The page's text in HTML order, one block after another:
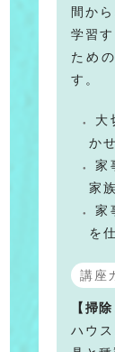
間か
学習
ため
す。
大
か
家
家
家
を
講座
【掃
ハウ